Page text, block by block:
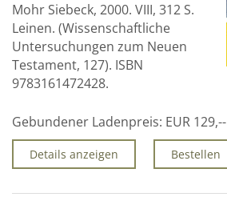
Mohr Siebeck, 2000. VIII, 312 S.
Leinen. (Wissenschaftliche
Untersuchungen zum Neuen
Testament, 127). ISBN
9783161472428.
Gebundener Ladenpreis: EUR 129,--
Details anzeigen Bestellen